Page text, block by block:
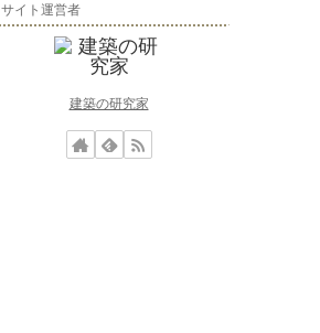
サイト運営者
建築の研究家